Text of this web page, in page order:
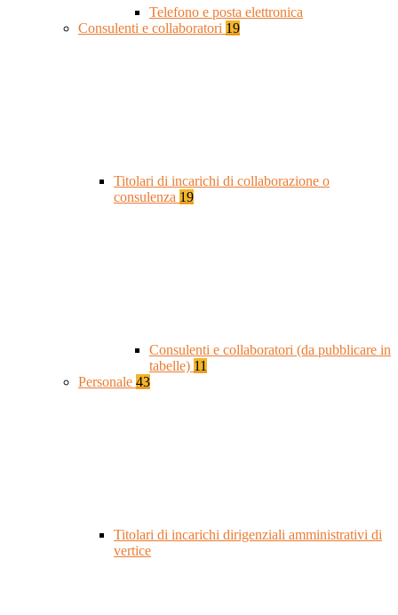
Telefono e posta elettronica
Consulenti e collaboratori 19
Titolari di incarichi di collaborazione o
consulenza 19
Consulenti e collaboratori (da pubblicare in
tabelle) 11
Personale 43
Titolari di incarichi dirigenziali amministrativi di
vertice